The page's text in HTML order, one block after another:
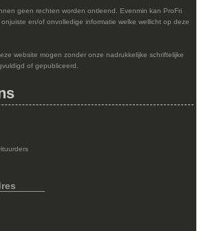
geen rechten worden ontleend. Evenmin kan ProFri
en/of onvolledige informatie welke wellicht op deze
website mogen zonder onze nadrukkelijke schriftelijke
of gepubliceerd.